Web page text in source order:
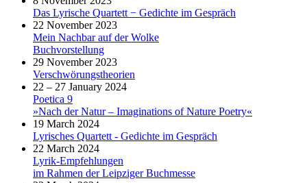
Das Lyrische Quartett − Gedichte im Gespräch
22 November 2023
Mein Nachbar auf der Wolke
Buchvorstellung
29 November 2023
Verschwörungstheorien
22 – 27 January 2024
Poetica 9
»Nach der Natur – Imaginations of Nature Poetry«
19 March 2024
Lyrisches Quartett - Gedichte im Gespräch
22 March 2024
Lyrik-Empfehlungen
im Rahmen der Leipziger Buchmesse